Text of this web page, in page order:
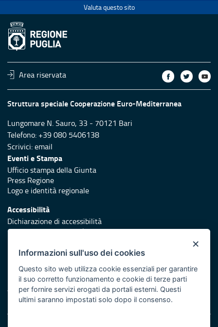
Valuta questo sito
Area riservata
Struttura speciale Cooperazione Euro-Mediterranea
Lungomare N. Sauro, 33 - 70121 Bari
Telefono: +39 080 5406138
Scrivici:email
Eventi e Stampa
Ufficio stampa della Giunta
Press Regione
Logo e identità regionale
Accessibilità
Dichiarazione di accessibilità
Obiettivi di accessibilità
Redazione
Protezione civile
Vai al sito di Protezione Civile Puglia
×
Informazioni sull'uso dei cookies
Questo sito web utilizza cookie essenziali per garantire
il suo corretto funzionamento e cookie di terze parti
per fornire servizi erogati da portali esterni. Questi
ultimi saranno impostati solo dopo il consenso.